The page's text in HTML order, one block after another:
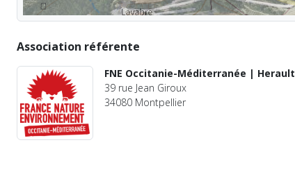
Association référente
FNE Occitanie-Méditerranée | Herault
39 rue Jean Giroux
34080 Montpellier